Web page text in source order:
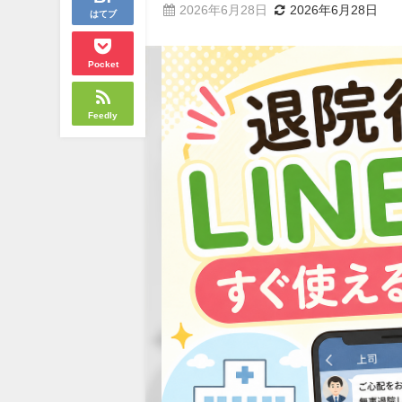
はてブ
Pocket
Feedly
2026年6月28日 2026年6月28日